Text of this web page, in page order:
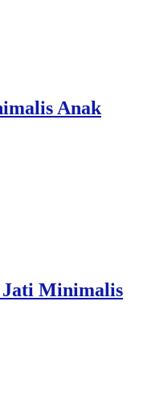
Anak
Minimalis